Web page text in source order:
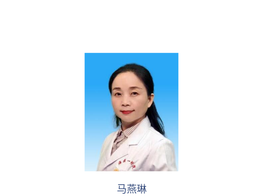
教育部“新世纪优秀人才支持计划”
全国优秀教师及名师
省级人才
博士研究生导师
马燕琳